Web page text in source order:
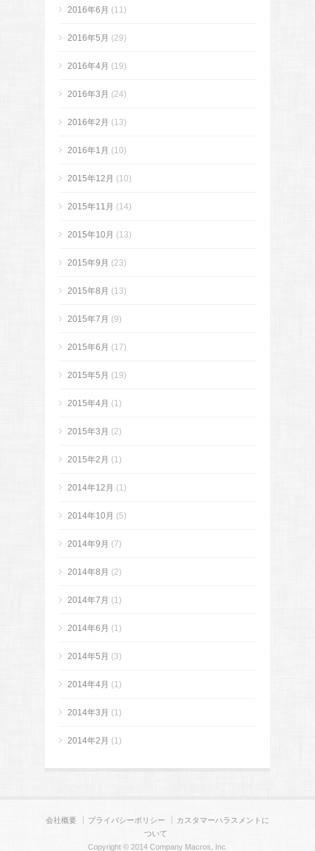
2016年6月 (11)
2016年5月 (29)
2016年4月 (19)
2016年3月 (24)
2016年2月 (13)
2016年1月 (10)
2015年12月 (10)
2015年11月 (14)
2015年10月 (13)
2015年9月 (23)
2015年8月 (13)
2015年7月 (9)
2015年6月 (17)
2015年5月 (19)
2015年4月 (1)
2015年3月 (2)
2015年2月 (1)
2014年12月 (1)
2014年10月 (5)
2014年9月 (7)
2014年8月 (2)
2014年7月 (1)
2014年6月 (1)
2014年5月 (3)
2014年4月 (1)
2014年3月 (1)
2014年2月 (1)
会社概要 プライバシーポリシー
カスタマーハラスメントに
ついて
Copyright © 2014 Company Macros, Inc.